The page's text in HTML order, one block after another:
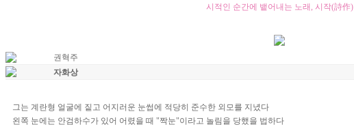
시적인 순간에 뱉어내는 노래, 시작(詩作)
권혁주
자화상
그는 계란형 얼굴에 짙고 어지러운 눈썹에 적당히 준수한 외모를 지녔다
왼쪽 눈에는 안검하수가 있어 어렸을 때 "짝눈"이라고 놀림을 당했을 법하다